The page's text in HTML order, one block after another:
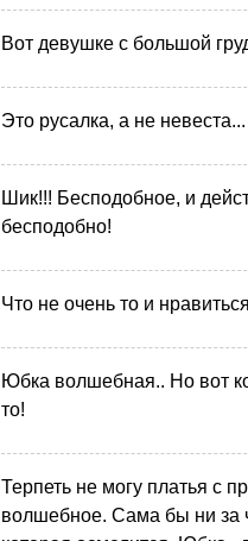
Вот девушке с большой
Это русалка, а не невеста...
Шик!!! Бесподобное, и
бесподобно!
Что не очень то и
Юбка волшебная.. Но вот
то!
Терпеть не могу платья с
волшебное. Сама бы ни за